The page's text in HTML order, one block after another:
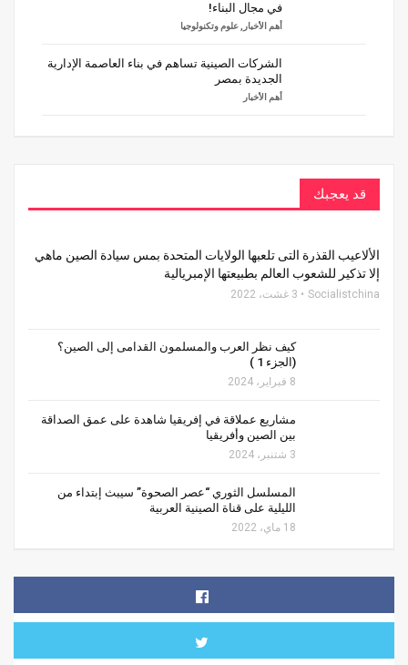
في مجال البناء!
أهم الأخبار علوم وتكنولوجيا
الشركات الصينية تساهم في بناء العاصمة الإدارية
الجديدة بمصر
أهم الأخبار
قد يعجبك
الألاعيب القذرة التى تلعبها الولايات المتحدة بمس سيادة الصين ماهي
إلا تذكير للشعوب العالم بطبيعتها الإمبريالية
Socialistchina 3 غشت، 2022
كيف نظر العرب والمسلمون القدامى إلى الصين؟
(الجزء 1 )
8 فبراير، 2024
مشاريع عملاقة في إفريقيا شاهدة على عمق الصداقة
بين الصين وأفريقيا
3 شتنبر، 2024
المسلسل الثوري “عصر الصحوة” سيبث إبتداء من
الليلية على قناة الصينية العربية
18 ماي، 2022